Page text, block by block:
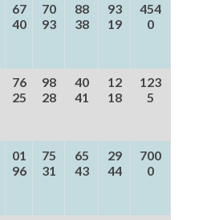
67
40
70
93
88
38
93
19
454
0
76
25
98
28
40
41
12
18
123
5
01
96
75
31
65
43
29
44
700
0